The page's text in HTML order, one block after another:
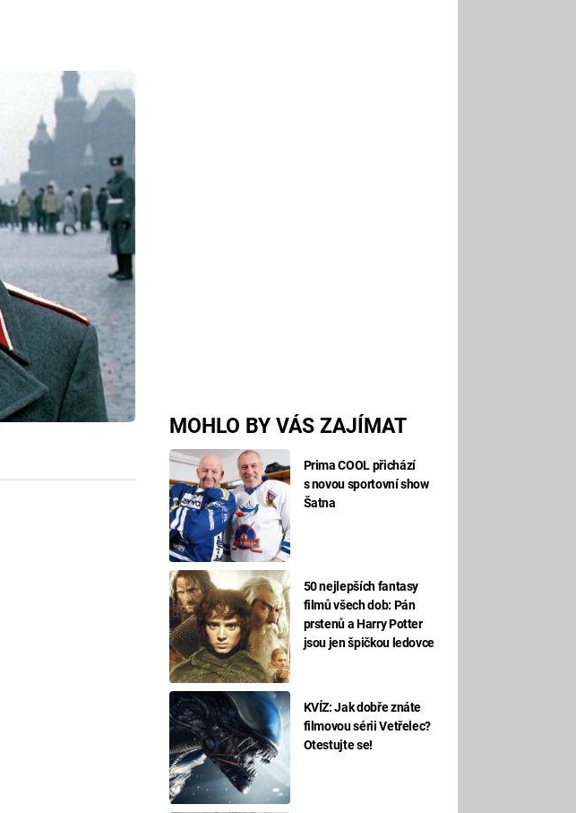
MOHLO BY VÁS ZAJÍMAT
Prima COOL přichází
s novou sportovní show
Šatna
50 nejlepších fantasy
filmů všech dob: Pán
prstenů a Harry Potter
jsou jen špičkou ledovce
KVÍZ: Jak dobře znáte
filmovou sérii Vetřelec?
Otestujte se!